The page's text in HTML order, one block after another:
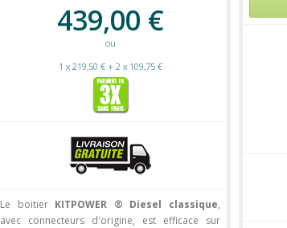
439,00 €
ou
1 x 219,50 € + 2 x 109,75 €
Le boitier KITPOWER ® Diesel classique,
avec connecteurs d'origine, est efficace sur